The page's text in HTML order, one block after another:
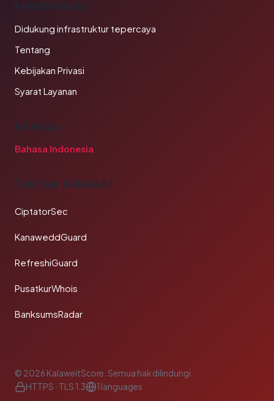
PERUSAHAAN
Didukung infrastruktur tepercaya
Tentang
Kebijakan Privasi
Syarat Layanan
BAHASA
Bahasa Indonesia
TAUTAN SAHABAT
CiptatorSec
KanaweddGuard
RefreshiGuard
PusatkurWhois
BanksumsRadar
© 2026 KalaweitScore. Semua hak dilindungi.
HTTPS · TLS 1.3
1 languages